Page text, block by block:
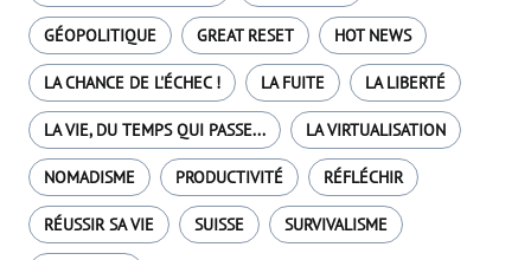
GÉOPOLITIQUE GREAT RESET HOT NEWS
LA CHANCE DE L'ÉCHEC ! LA FUITE LA LIBERTÉ
LA VIE, DU TEMPS QUI PASSE... LA VIRTUALISATION
NOMADISME PRODUCTIVITÉ RÉFLÉCHIR
RÉUSSIR SA VIE SUISSE SURVIVALISME